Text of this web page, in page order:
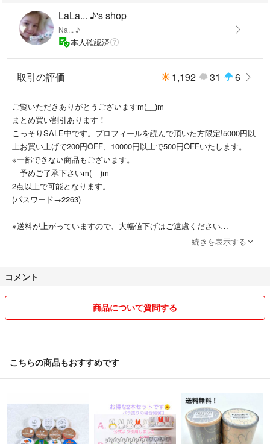
LaLa... ♪'s shop
Na... ♪
本人確認済
取引の評価 1,192 31 6
ご覧いただきありがとうございますm(__)m
まとめ買い割引あります！
こっそりSALE中です。プロフィールを読んで頂いた方限定!5000円以
上お買い上げで200円OFF、10000円以上で500円OFFいたします。
※一部できない商品もございます。
予めご了承下さいm(__)m
2点以上で可能となります。
(パスワード→2263)
※送料が上がっていますので、大幅値下げはご遠慮ください
※理由のない普通、悪い評価をされた方はブロックします。
☆自宅保管のため完璧を求める方はご遠慮ください。
☆値下げは常識の範囲内でお願いします。
送料や手数料があるのでお気持ち程度しか出来ないのでご了承ください
☆発送方法は定形外もしくはメール便です。
保証がない為発送事故が起きた場合は責任を負いません。
☆プラスチック類はプチプチ包装させて頂いています。
その他は袋を二重にしての発送です。
続きを表示する
コメント
商品について質問する
こちらの商品もおすすめです